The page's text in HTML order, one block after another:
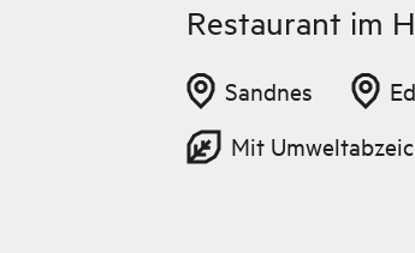
Restaurant im
Sandnes
Mit